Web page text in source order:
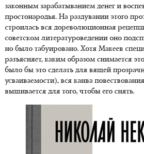
законным зарабатыванием денег и
простонародья. На раздувании этого
строилась вся дореволюционная
советском литературоведении оно
но было табуировано. Хотя Макеев
разъясняет, каким образом снимается
было бы это сделать для вящей
усваиваемости), вся канва
вышивается для того, чтобы его снять.